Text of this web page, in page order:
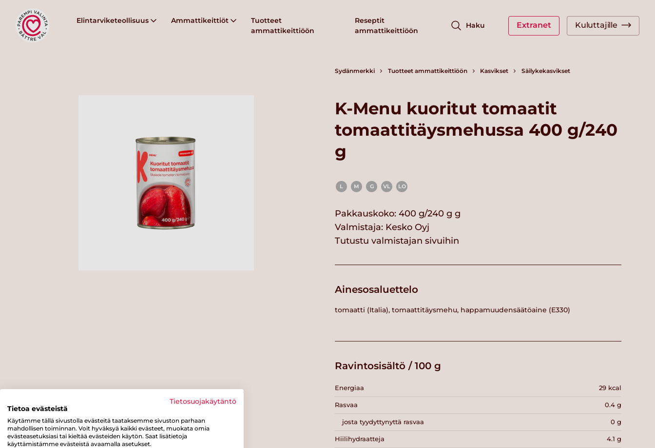
Elintarviketeollisuus Ammattikeittiöt
Tuotteet
ammattikeittiöön
Reseptit
ammattikeittiöön
Haku Extranet Kuluttajille
Sydänmerkki Tuotteet ammattikeittiöön Kasvikset Säilykekasvikset
K-Menu kuoritut tomaatit
tomaattitäysmehussa 400 g/240
g
L M G VL LO
Pakkauskoko: 400 g/240 g g
Valmistaja: Kesko Oyj
Tutustu valmistajan sivuihin
Ainesosaluettelo
tomaatti (Italia), tomaattitäysmehu, happamuudensäätöaine (E330)
Ravintosisältö / 100 g
Energiaa 29 kcal
Rasvaa 0.4 g
josta tyydyttynyttä rasvaa 0 g
Hiilihydraatteja 4.1 g
Tietosuojakäytäntö
Tietoa evästeistä
Käytämme tällä sivustolla evästeitä taataksemme sivuston parhaan
mahdollisen toiminnan. Voit hyväksyä kaikki evästeet, muokata omia
evästeasetuksiasi tai kieltää evästeiden käytön. Saat lisätietoja
käyttämistämme evästeistä avaamalla asetukset.